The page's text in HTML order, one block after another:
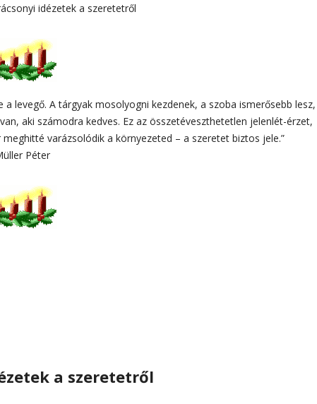
idézetek a szeretetről
levegő. A tárgyak mosolyogni kezdenek, a szoba ismerősebb lesz,
aki számodra kedves. Ez az összetéveszthetetlen jelenlét-érzet,
varázsolódik a környezeted – a szeretet biztos jele.”
Péter
a szeretetről